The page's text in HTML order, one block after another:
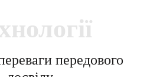
передового